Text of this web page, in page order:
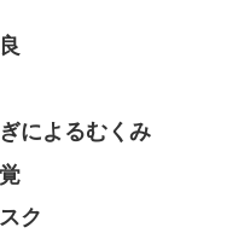
によるむくみ
ク